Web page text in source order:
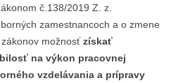
č.138/2019 Z. z.
zamestnancoch a o zmene
možnosťzískať
na výkon pracovnej
vzdelávania a prípravy